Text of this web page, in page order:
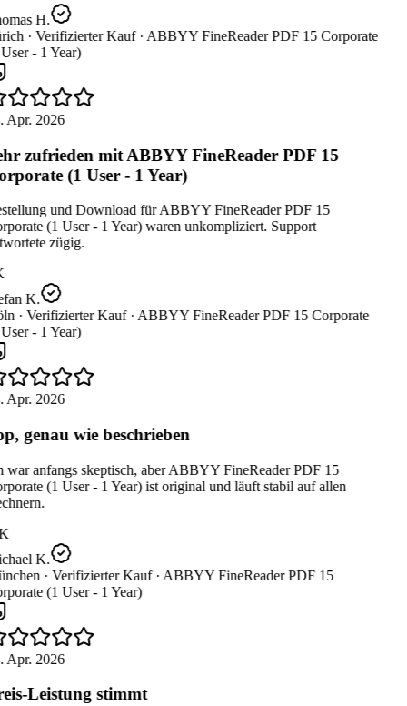
H.
· Verifizierter Kauf ·ABBYY FineReader PDF 15 Corporate
- 1 Year)
Apr. 2026
zufrieden mit ABBYY FineReader PDF 15
(1 User - 1 Year)
und Download für ABBYY FineReader PDF 15
(1 User - 1 Year) waren unkompliziert. Support
zügig.
K.
· Verifizierter Kauf ·ABBYY FineReader PDF 15 Corporate
- 1 Year)
Apr. 2026
genau wie beschrieben
war anfangs skeptisch, aber ABBYY FineReader PDF 15
(1 User - 1 Year) ist original und läuft stabil auf allen
K.
· Verifizierter Kauf ·ABBYY FineReader PDF 15
(1 User - 1 Year)
Apr. 2026
Leistung stimmt